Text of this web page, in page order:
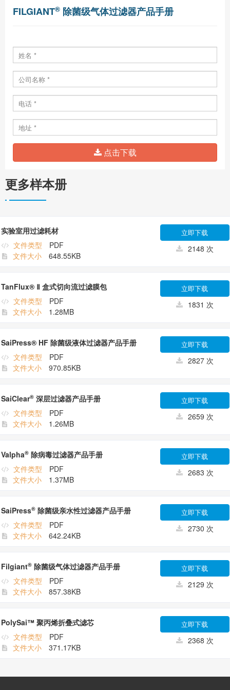
FILGIANT® 除菌级气体过滤器产品手册
点击下载
更多样本册
实验室用过滤耗材
文件类型
PDF
文件大小
648.55KB
立即下载
2148 次
TanFlux® Ⅱ 盒式切向流过滤膜包
文件类型
PDF
文件大小
1.28MB
立即下载
1831 次
SaiPress® HF 除菌级液体过滤器产品手册
文件类型
PDF
文件大小
970.85KB
立即下载
2827 次
SaiClear® 深层过滤器产品手册
文件类型
PDF
文件大小
1.26MB
立即下载
2659 次
Valpha® 除病毒过滤器产品手册
文件类型
PDF
文件大小
1.37MB
立即下载
2683 次
SaiPress® 除菌级亲水性过滤器产品手册
文件类型
PDF
文件大小
642.24KB
立即下载
2730 次
Filgiant® 除菌级气体过滤器产品手册
文件类型
PDF
文件大小
857.38KB
立即下载
2129 次
PolySai™ 聚丙烯折叠式滤芯
文件类型
PDF
文件大小
371.17KB
立即下载
2368 次